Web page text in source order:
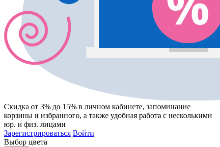
Скидка от 3% до 15% в личном кабинете, запоминание
корзины и избранного, а также удобная работа с несколькими
юр. и физ. лицами
Зарегистрироваться Войти
Выбор цвета